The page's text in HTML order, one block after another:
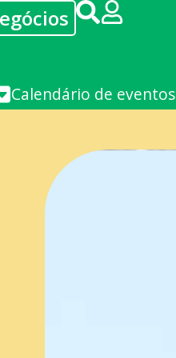
Calendário de eventos